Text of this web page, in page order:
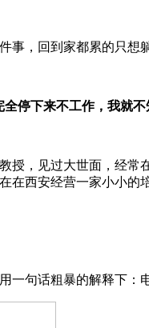
事，回到家都累的只想
停下来不工作，我就不
授，见过大世面，经
在西安经营一家小小的
一句话粗暴的解释下：